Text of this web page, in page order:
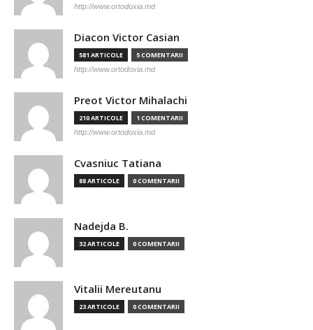
http://www.ortodoxia.md
Diacon Victor Casian
581 ARTICOLE 5 COMENTARII
http://www.ortodoxia.md
Preot Victor Mihalachi
210 ARTICOLE 1 COMENTARII
http://www.ortodoxia.md
Cvasniuc Tatiana
88 ARTICOLE 0 COMENTARII
Nadejda B.
32 ARTICOLE 0 COMENTARII
Vitalii Mereutanu
23 ARTICOLE 0 COMENTARII